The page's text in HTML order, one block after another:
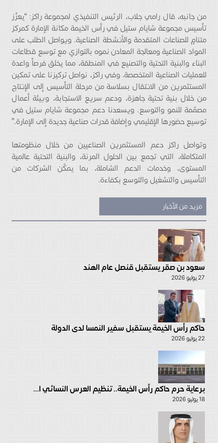
من جانبه، قال رامي جلاب، الرئيس التنفيذي لمجموعة راكز: “يعزّز
تأسيس مجموعة شايام ستيل في رأس الخيمة مكانة الإمارة كمركز
متنامٍ للصناعات المتقدمة والأنشطة الصناعية. ويواصل الطلب على
المواد الصناعية ومعالجة المعادن نموه بالتوازي مع توسع قطاعات
البناء والبنية التحتية والتصنيع في المنطقة، مما يخلق فرصاً واعدة
للعمليات الصناعية المتخصصة. وفي راكز، نواصل تركيزنا على تمكين
المستثمرين من الانتقال بسلاسة من مرحلة التأسيس إلى الإنتاج
من خلال بنية تحتية جاهزة، ودعم سريع الاستجابة، وبيئة أعمال
مصمّمة للنمو والتوسع. ويسعدنا دعم مجموعة شايام ستيل في
توسيع حضورها الإقليمي وإضافة قدرات صناعية جديدة إلى الإمارة.”
وتواصل راكز دعم المستثمرين الصناعيين من خلال منظومتها
المتكاملة، التي تجمع بين الحلول المرنة، والبنية التحتية عالمية
المستوى، وخدمات الدعم الشاملة، بما يمكّن الشركات من
التأسيس والتشغيل والتوسع بكفاءة.
مزيد من الأخبار
سعود بن صقر يستقبل قنصل عام الهند
27 يوليو 2026
حاكم رأس الخيمة يستقبل سفير النمسا لدى الدولة
22 يوليو 2026
برعاية حرم حاكم رأس الخيمة.. تنظيم العرس النسائي ا...
18 يوليو 2026